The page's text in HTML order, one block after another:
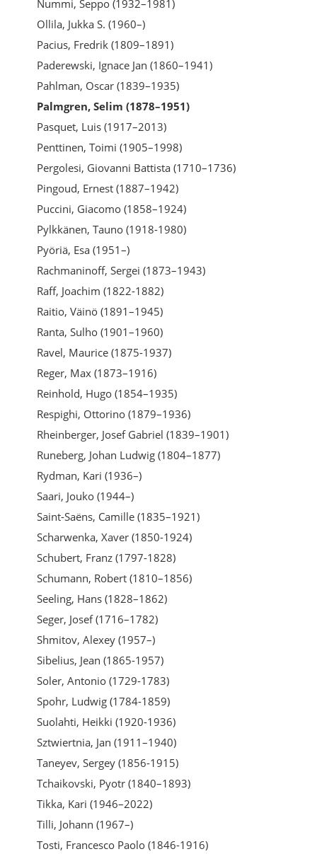
Nummi, Seppo (1932–1981)
Ollila, Jukka S. (1960–)
Pacius, Fredrik (1809–1891)
Paderewski, Ignace Jan (1860–1941)
Pahlman, Oscar (1839–1935)
Palmgren, Selim (1878–1951)
Pasquet, Luis (1917–2013)
Penttinen, Toimi (1905–1998)
Pergolesi, Giovanni Battista (1710–1736)
Pingoud, Ernest (1887–1942)
Puccini, Giacomo (1858–1924)
Pylkkänen, Tauno (1918-1980)
Pyöriä, Esa (1951–)
Rachmaninoff, Sergei (1873–1943)
Raff, Joachim (1822-1882)
Raitio, Väinö (1891–1945)
Ranta, Sulho (1901–1960)
Ravel, Maurice (1875-1937)
Reger, Max (1873–1916)
Reinhold, Hugo (1854–1935)
Respighi, Ottorino (1879–1936)
Rheinberger, Josef Gabriel (1839–1901)
Runeberg, Johan Ludwig (1804–1877)
Rydman, Kari (1936–)
Saari, Jouko (1944–)
Saint-Saëns, Camille (1835–1921)
Scharwenka, Xaver (1850-1924)
Schubert, Franz (1797-1828)
Schumann, Robert (1810–1856)
Seeling, Hans (1828–1862)
Seger, Josef (1716–1782)
Shmitov, Alexey (1957–)
Sibelius, Jean (1865-1957)
Soler, Antonio (1729-1783)
Spohr, Ludwig (1784-1859)
Suolahti, Heikki (1920-1936)
Sztwiertnia, Jan (1911–1940)
Taneyev, Sergey (1856-1915)
Tchaikovski, Pyotr (1840–1893)
Tikka, Kari (1946–2022)
Tilli, Johann (1967–)
Tosti, Francesco Paolo (1846-1916)